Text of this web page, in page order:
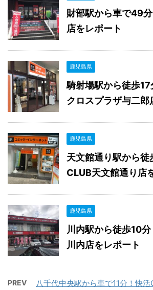
財部駅から車で49
店をレポート
鹿児島県
騎射場駅から徒歩
クロスプラザ与二郎
鹿児島県
天文館通り駅から徒
CLUB天文館通り店
鹿児島県
川内駅から徒歩10
川内店をレポート
PREV
八千代中央駅から車で11分！快